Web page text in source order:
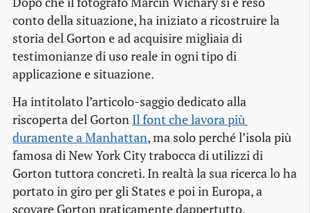
conto della situazione, ha iniziato a ricostruire la
storia del Gorton e ad acquisire migliaia di
testimonianze di uso reale in ogni tipo di
applicazione e situazione.
Ha intitolato l’articolo-saggio dedicato alla
riscoperta del Gorton Il font che lavora più
duramente a Manhattan, ma solo perché l’isola più
famosa di New York City trabocca di utilizzi di
Gorton tuttora concreti. In realtà la sua ricerca lo ha
portato in giro per gli States e poi in Europa, a
scovare Gorton praticamente dappertutto.